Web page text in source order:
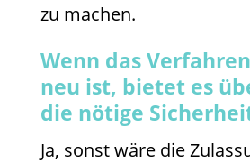
zu machen.
Wenn das
neu ist, bietet es
die nötige
Ja, sonst wäre die